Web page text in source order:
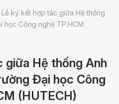
Lễ ký kết hợp tác giữa Hệ thống
Công nghệ TP.HCM
giữa Hệ thống Anh
Đại học Công
(HUTECH)